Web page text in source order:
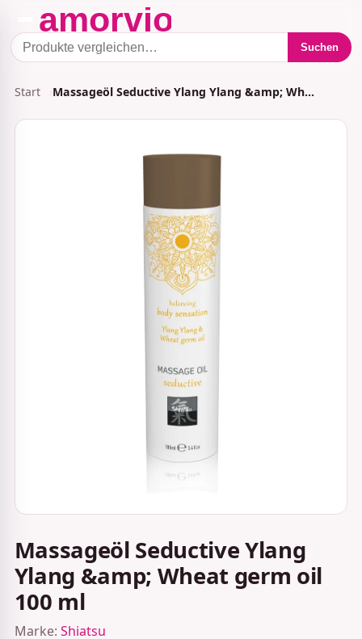
Suchen
Start Massageöl Seductive Ylang Ylang &amp; Wh…
Massageöl Seductive Ylang
Ylang &amp; Wheat germ oil
100 ml
Marke: Shiatsu